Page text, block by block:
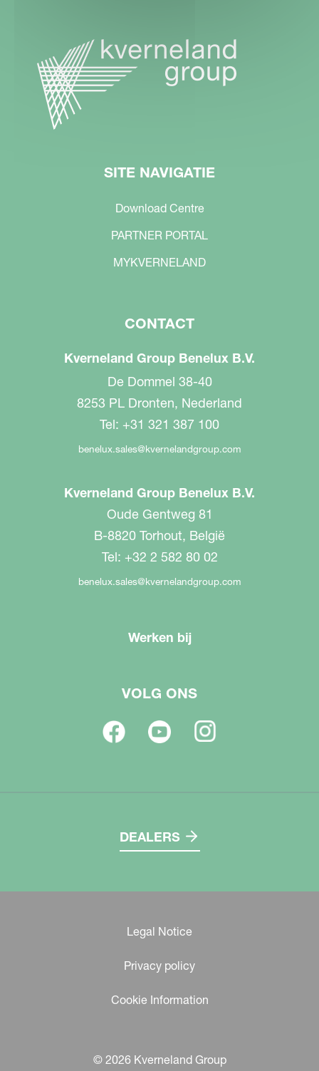
SITE NAVIGATIE
Download Centre
PARTNER PORTAL
MYKVERNELAND
CONTACT
Kverneland Group Benelux B.V.
De Dommel 38-40
8253 PL Dronten, Nederland
Tel: +31 321 387 100
benelux.sales@kvernelandgroup.com
Kverneland Group Benelux B.V.
Oude Gentweg 81
B-8820 Torhout, België
Tel: +32 2 582 80 02
benelux.sales@kvernelandgroup.com
Werken bij
VOLG ONS
DEALERS
Legal Notice
Privacy policy
Cookie Information
© 2026 Kverneland Group